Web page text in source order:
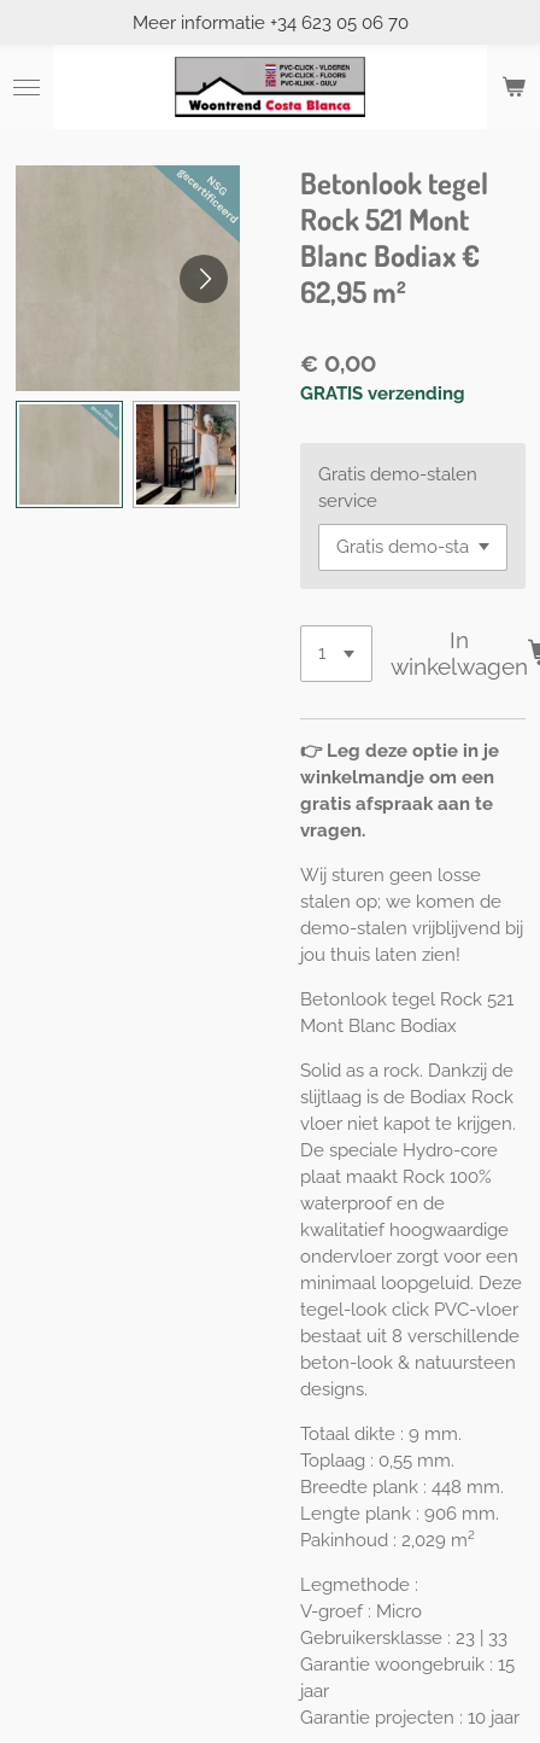
naar
Meer informatie +34 623 05 06 70
Betonlook tegel
Rock 521 Mont
Blanc Bodiax €
62,95 m²
€ 0,00
GRATIS verzending
Gratis demo-stalen
service
In
winkelwagen
👉 Leg deze optie in je
winkelmandje om een
gratis afspraak aan te
vragen.
Wij sturen geen losse
stalen op; we komen de
demo-stalen vrijblijvend bij
jou thuis laten zien!
Betonlook tegel Rock 521
Mont Blanc Bodiax
Solid as a rock. Dankzij de
slijtlaag is de Bodiax Rock
vloer niet kapot te krijgen.
De speciale Hydro-core
plaat maakt Rock 100%
waterproof en de
kwalitatief hoogwaardige
ondervloer zorgt voor een
minimaal loopgeluid. Deze
tegel-look click PVC-vloer
bestaat uit 8 verschillende
beton-look & natuursteen
designs.
Totaal dikte : 9 mm.
Toplaag : 0,55 mm.
Breedte plank : 448 mm.
Lengte plank : 906 mm.
Pakinhoud : 2,029 m²
Legmethode :
V-groef : Micro
Gebruikersklasse : 23 | 33
Garantie woongebruik : 15
jaar
Garantie projecten : 10 jaar